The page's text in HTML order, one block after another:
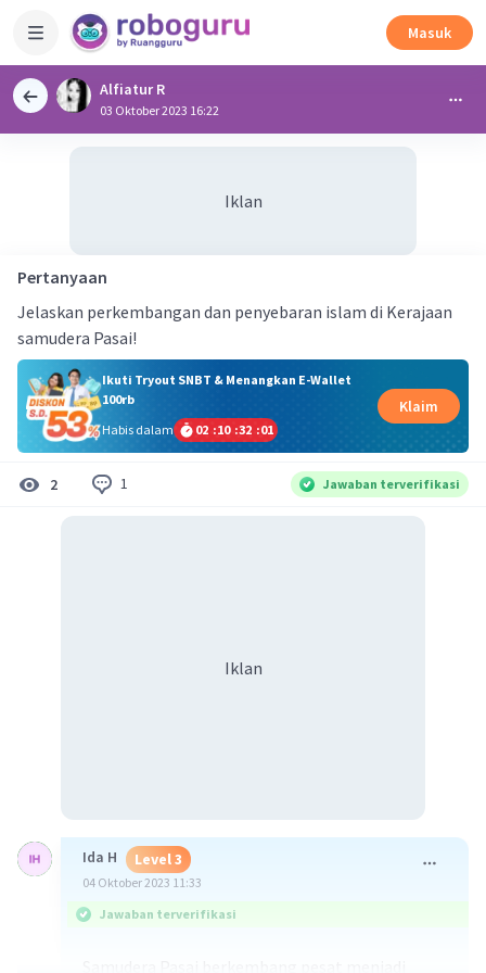
Masuk
Alfiatur R
03 Oktober 2023 16:22
Iklan
Pertanyaan
Jelaskan perkembangan dan penyebaran islam di Kerajaan
samudera Pasai!
Ikuti Tryout SNBT & Menangkan E-Wallet
100rb
Habis dalam
02 :10 :32 :01
Klaim
2 1 Jawaban terverifikasi
Iklan
Ida H Level 3
04 Oktober 2023 11:33
Jawaban terverifikasi